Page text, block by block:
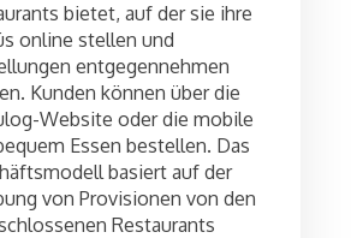
bietet, auf der sie ihre
online stellen und
entgegennehmen
Kunden können über die
Website oder die mobile
Essen bestellen. Das
basiert auf der
von Provisionen von den
Restaurants